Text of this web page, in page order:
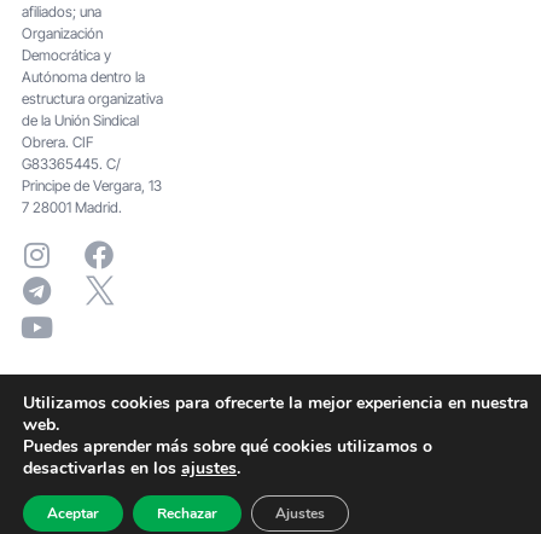
afiliados; una
Organización
Democrática y
Autónoma dentro la
estructura organizativa
de la Unión Sindical
Obrera. CIF
G83365445. C/
Principe de Vergara, 13
7 28001 Madrid.
Utilizamos cookies para ofrecerte la mejor experiencia en nuestra
web.
Puedes aprender más sobre qué cookies utilizamos o
desactivarlas en los ajustes.
Aceptar Rechazar Ajustes